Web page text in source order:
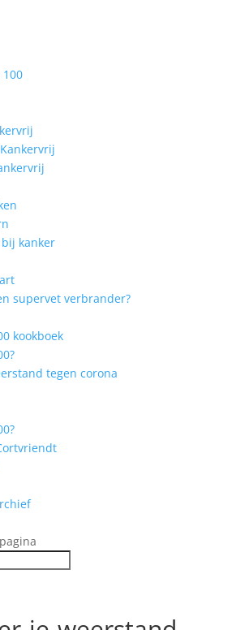
kanker
supervet verbrander?
kookboek
tegen corona